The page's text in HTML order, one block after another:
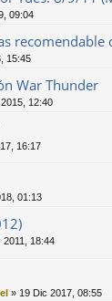
09:04
recomendable
15:45
War Thunder
12:40
16:17
01:13
2011, 18:44
» 19 Dic 2017, 08:55